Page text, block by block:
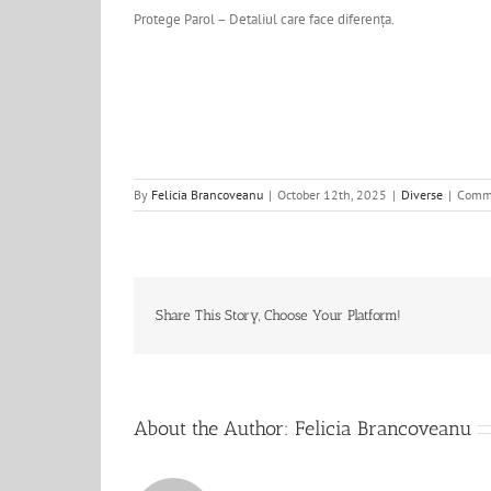
Protege Parol – Detaliul care face diferența.
By Felicia Brancoveanu | October 12th, 2025 | Diverse |
Share This Story, Choose Your Platform!
About the Author: Felicia Brancoveanu